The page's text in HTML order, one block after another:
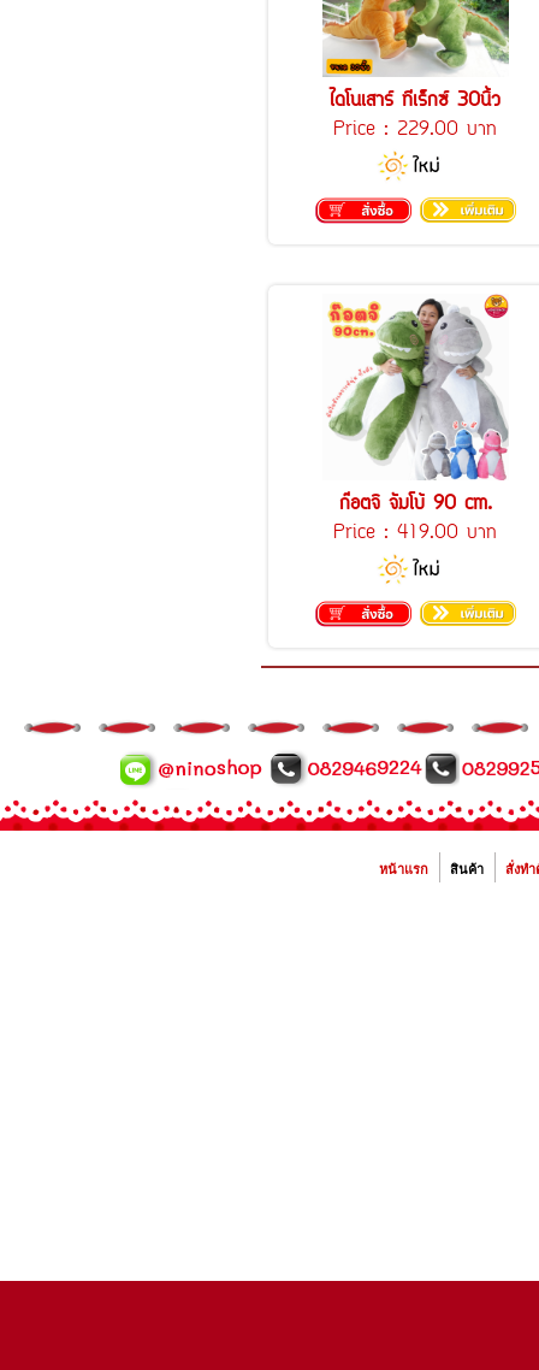
ไดโนเสาร์ ทีเร็กซ์ 30นิ้ว
Price : 229.00 บาท
ก๊อตจิ จัมโบ้ 90 cm.
Price :419.00 บาท
หน้าแรก สินค้า สั่งท